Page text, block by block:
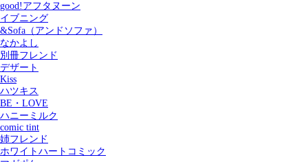
good!アフタヌーン
イブニング
&Sofa（アンドソファ）
なかよし
別冊フレンド
デザート
Kiss
ハツキス
BE・LOVE
ハニーミルク
comic tint
姉フレンド
ホワイトハートコミック